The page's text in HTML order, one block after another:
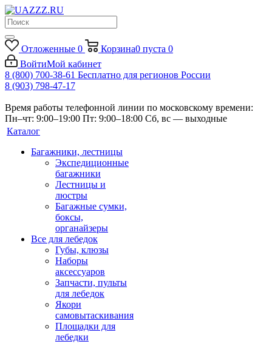
Отложенные 0 Корзина0 пуста 0
ВойтиМой кабинет
8 (800) 700-38-61 Бесплатно для регионов России
8 (903) 798-47-17
Время работы телефонной линии по московскому времени:
Пн–чт: 9:00–19:00 Пт: 9:00–18:00 Сб, вс — выходные
Каталог
Багажники, лестницы
Экспедиционные
багажники
Лестницы и
люстры
Багажные сумки,
боксы,
органайзеры
Все для лебедок
Губы, клюзы
Наборы
аксессуаров
Запчасти, пульты
для лебедок
Якори
самовытаскивания
Площадки для
лебедки